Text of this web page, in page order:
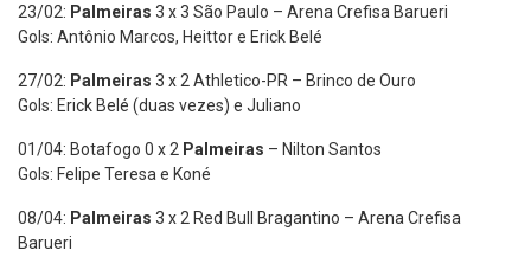
23/02: Palmeiras 3 x 3 São Paulo – Arena Crefisa Barueri
Gols: Antônio Marcos, Heittor e Erick Belé
27/02: Palmeiras 3 x 2 Athletico-PR – Brinco de Ouro
Gols: Erick Belé (duas vezes) e Juliano
01/04: Botafogo 0 x 2 Palmeiras – Nilton Santos
Gols: Felipe Teresa e Koné
08/04: Palmeiras 3 x 2 Red Bull Bragantino – Arena Crefisa
Barueri